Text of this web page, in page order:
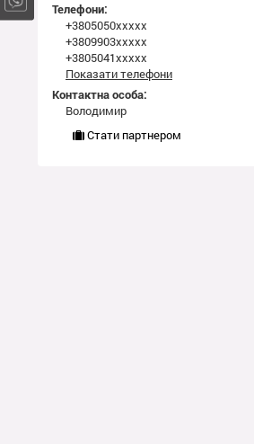
Телефони:
+3805050xxxxx
+3809903xxxxx
+3805041xxxxx
Показати телефони
Контактна особа:
Володимир
Стати партнером